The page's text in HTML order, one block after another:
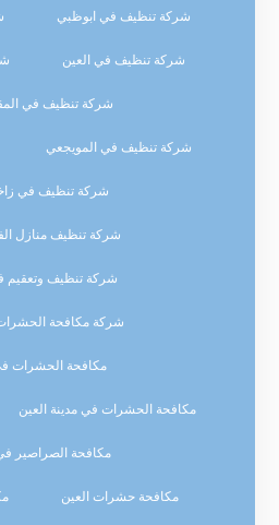
شركة تنظيف في ابوظبي
شركة تنظيف في العين
شركة تنظيف في
شركة تنظيف في المويجعي
شركة تنظيف في
شركة تنظيف منازل
شركة تنظيف وتعقيم
شركة مكافحة
مكافحة الحشرات
مكافحة الحشرات في مدينة العين
مكافحة الصراصير
مكافحة حشرات العين